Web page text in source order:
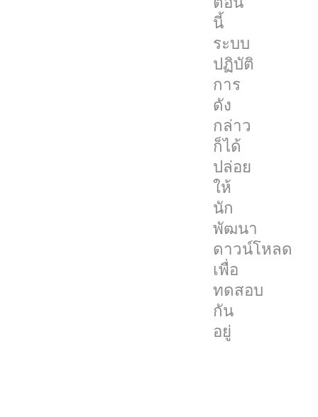
นี้
ระบบ
ปฏิบัติ
การ
ดัง
กล่าว
ก็ได้
ปล่อย
ให้
นัก
พัฒนา
ดาวน์โหลด
เพื่อ
ทดสอบ
กัน
อยู่
มี
และ
ไม่
เสถียร
เนื่องจาก
มัน
เป็น
เวอร์ชัน
ทดสอบ
แต่
ได้
เลย